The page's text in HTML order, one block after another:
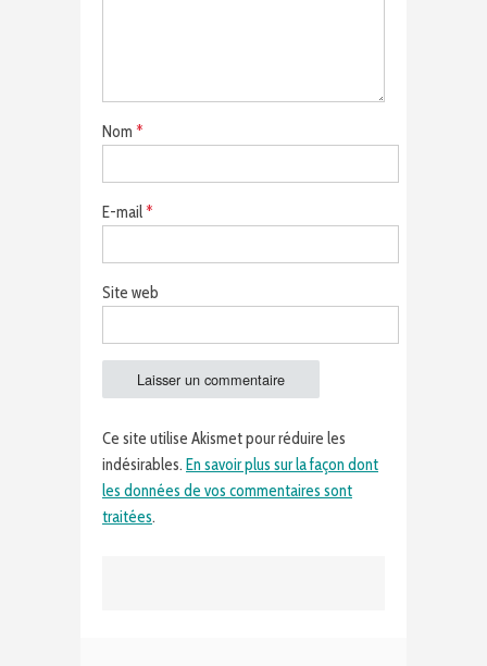
Nom *
E-mail*
Site web
Ce site utilise Akismet pour réduire les
indésirables. En savoir plus sur la façon dont
les données de vos commentaires sont
traitées.